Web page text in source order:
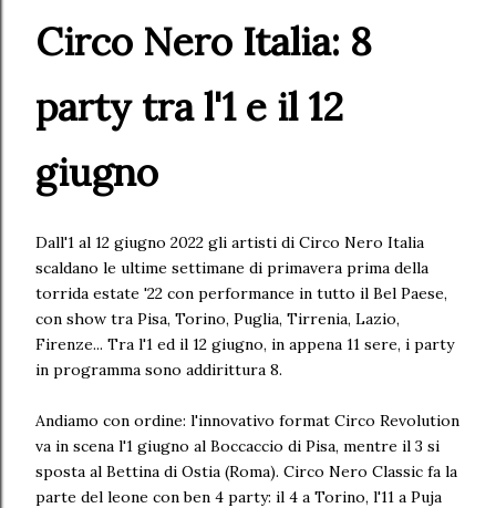
Circo Nero Italia: 8
party tra l'1 e il 12
giugno
Dall'1 al 12 giugno 2022 gli artisti di Circo Nero Italia
scaldano le ultime settimane di primavera prima della
torrida estate '22 con performance in tutto il Bel Paese,
con show tra Pisa, Torino, Puglia, Tirrenia, Lazio,
Firenze... Tra l'1 ed il 12 giugno, in appena 11 sere, i party
in programma sono addirittura 8.
Andiamo con ordine: l'innovativo format Circo Revolution
va in scena l'1 giugno al Boccaccio di Pisa, mentre il 3 si
sposta al Bettina di Ostia (Roma). Circo Nero Classic fa la
parte del leone con ben 4 party: il 4 a Torino, l'11 a Puja